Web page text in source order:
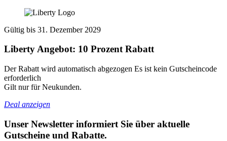
Gültig bis 31. Dezember 2029
Liberty Angebot: 10 Prozent Rabatt
Der Rabatt wird automatisch abgezogen Es ist kein Gutscheincode
erforderlich
Gilt nur für Neukunden.
Deal anzeigen
Unser Newsletter informiert Sie über aktuelle
Gutscheine und Rabatte.